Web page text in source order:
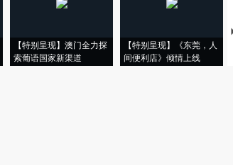
【特别呈现】澳门全力探
索葡语国家新渠道
【特别呈现】《东莞，人
间便利店》倾情上线